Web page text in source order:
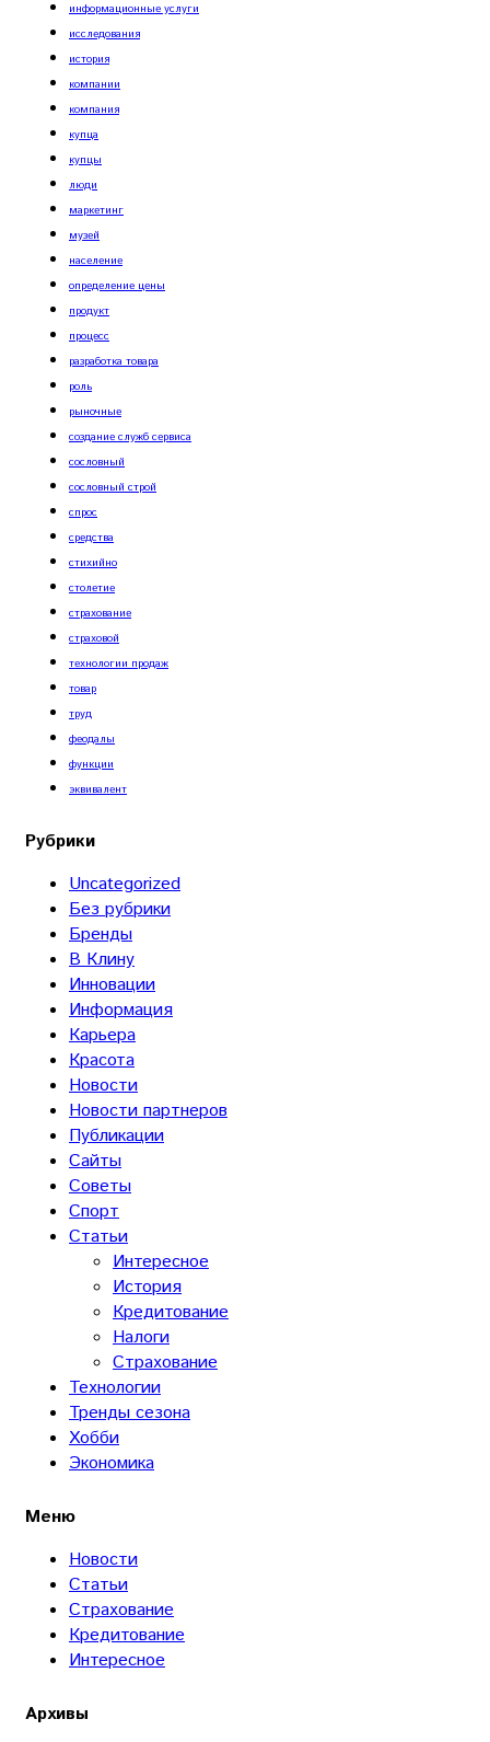
информационные услуги
исследования
история
компании
компания
купца
купцы
люди
маркетинг
музей
население
определение цены
продукт
процесс
разработка товара
роль
рыночные
создание служб сервиса
сословный
сословный строй
спрос
средства
стихийно
столетие
страхование
страховой
технологии продаж
товар
труд
феодалы
функции
эквивалент
Рубрики
Uncategorized
Без рубрики
Бренды
В Клину
Инновации
Информация
Карьера
Красота
Новости
Новости партнеров
Публикации
Сайты
Советы
Спорт
Статьи
Интересное
История
Кредитование
Налоги
Страхование
Технологии
Тренды сезона
Хобби
Экономика
Меню
Новости
Статьи
Страхование
Кредитование
Интересное
Архивы